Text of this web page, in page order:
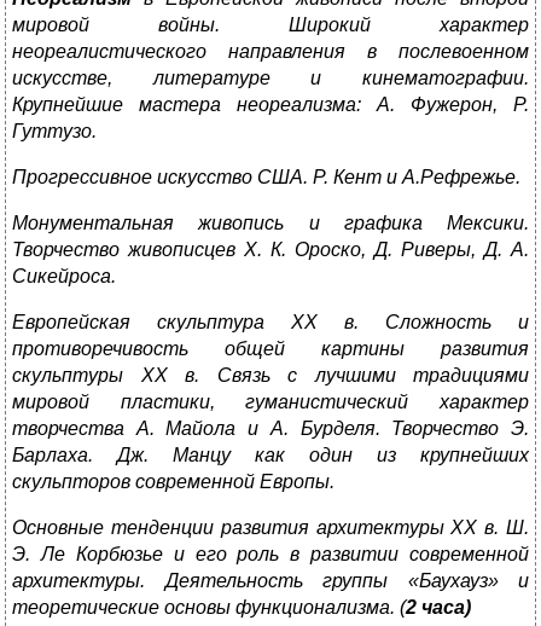
мировой войны. Широкий характер
неореалистического направления в послевоенном
искусстве, литературе и кинематографии.
Крупнейшие мастера неореализма: А. Фужерон, Р.
Гуттузо.
Прогрессивное искусство США. Р. Кент и А.Рефрежье.
Монументальная живопись и графика Мексики.
Творчество живописцев Х. К. Ороско, Д. Риверы, Д. А.
Сикейроса.
Европейская скульптура XX в. Сложность и
противоречивость общей картины развития
скульптуры XXв. Связь с лучшими традициями
мировой пластики, гуманистический характер
творчества А. Майола и А. Бурделя. Творчество Э.
Барлаха. Дж. Манцу как один из крупнейших
скульпторов современной Европы.
Основные тенденции развития архитектурыXX в. Ш.
Э. Ле Корбюзье и его роль в развитии современной
архитектуры. Деятельность группы «Баухауз» и
теоретические основы функционализма. (2 часа)